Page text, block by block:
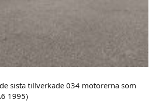
sista tillverkade 034 motorerna som
1995)